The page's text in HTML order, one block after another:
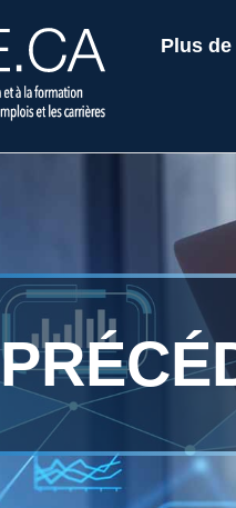
Plus